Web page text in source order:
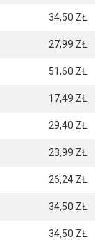
34,50 ZŁ
27,99 ZŁ
51,60 ZŁ
17,49 ZŁ
29,40 ZŁ
23,99 ZŁ
26,24 ZŁ
34,50 ZŁ
34,50 ZŁ